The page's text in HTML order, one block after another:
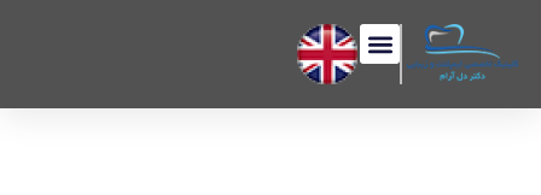
محتوا
فهرست
نوشته